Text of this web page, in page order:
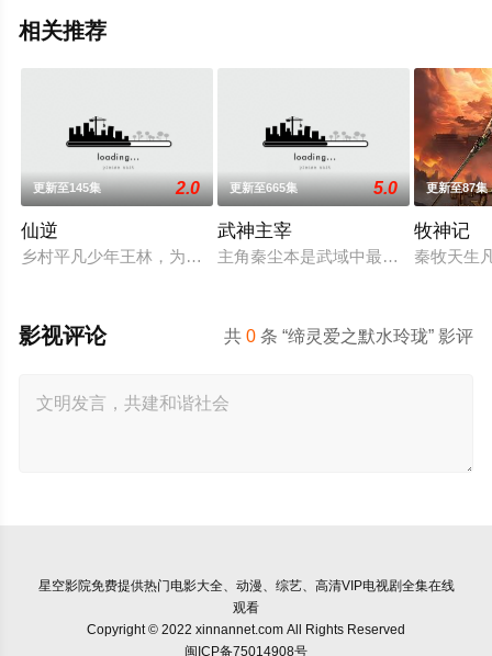
相关推荐
更新至145集 2.0
仙逆
乡村平凡少年王林，为了心中不屈的信念踏入仙门修行，克服
更新至665集 5.0
武神主宰
主角秦尘本是武域中最顶尖的天才
更新至87集
牧神记
秦牧天生
共0 条 “缔灵爱之默水玲珑” 影评
影视评论
星空影院免费提供热门电影大全、动漫、综艺、高清VIP电视剧全集在线
观看
Copyright © 2022 xinnannet.com All Rights Reserved
闽ICP备75014908号